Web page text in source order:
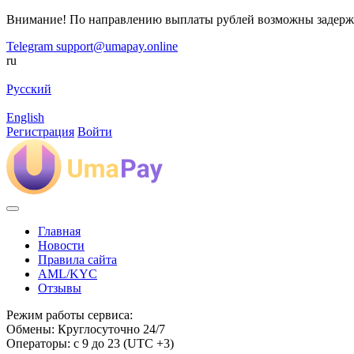
Внимание! По направлению выплаты рублей возможны
Telegram support@umapay.online
ru
Русский
English
Регистрация Войти
Главная
Новости
Правила сайта
AML/KYC
Отзывы
Режим работы сервиса:
Обмены: Круглосуточно 24/7
Операторы: с 9 до 23 (UTC +3)